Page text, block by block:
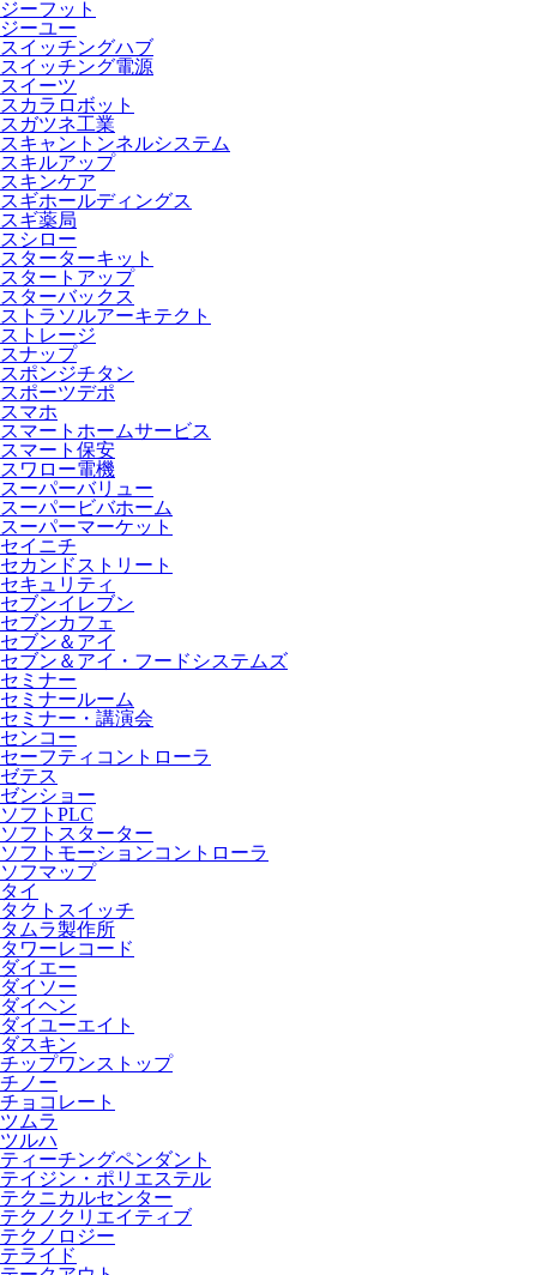
ジーフット
ジーユー
スイッチングハブ
スイッチング電源
スイーツ
スカラロボット
スガツネ工業
スキャントンネルシステム
スキルアップ
スキンケア
スギホールディングス
スギ薬局
スシロー
スターターキット
スタートアップ
スターバックス
ストラソルアーキテクト
ストレージ
スナップ
スポンジチタン
スポーツデポ
スマホ
スマートホームサービス
スマート保安
スワロー電機
スーパーバリュー
スーパービバホーム
スーパーマーケット
セイニチ
セカンドストリート
セキュリティ
セブンイレブン
セブンカフェ
セブン＆アイ
セブン＆アイ・フードシステムズ
セミナー
セミナールーム
セミナー・講演会
センコー
セーフティコントローラ
ゼテス
ゼンショー
ソフトPLC
ソフトスターター
ソフトモーションコントローラ
ソフマップ
タイ
タクトスイッチ
タムラ製作所
タワーレコード
ダイエー
ダイソー
ダイヘン
ダイユーエイト
ダスキン
チップワンストップ
チノー
チョコレート
ツムラ
ツルハ
ティーチングペンダント
テイジン・ポリエステル
テクニカルセンター
テクノクリエイティブ
テクノロジー
テライド